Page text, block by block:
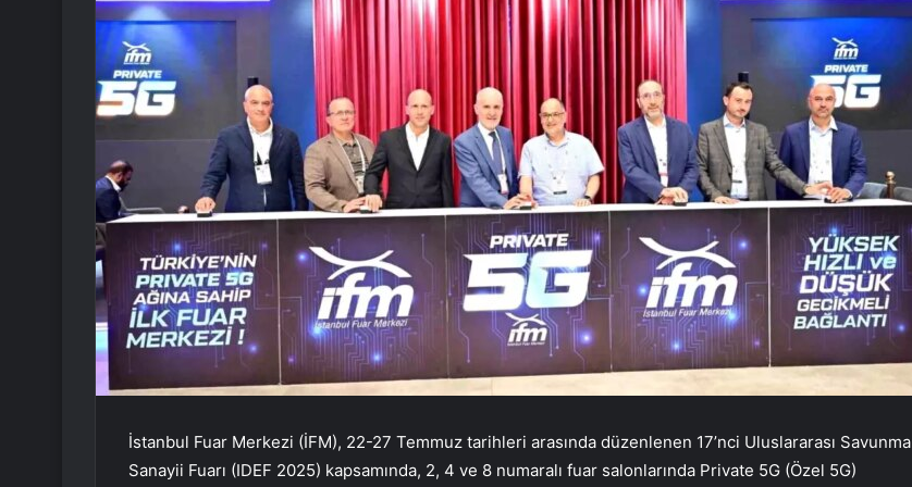
İstanbul Fuar Merkezi (İFM), 22-27 Temmuz tarihleri arasında düzenlenen 17’nci Uluslararası Savunma
Sanayii Fuarı (IDEF 2025) kapsamında, 2, 4 ve 8 numaralı fuar salonlarında Private 5G (Özel 5G)